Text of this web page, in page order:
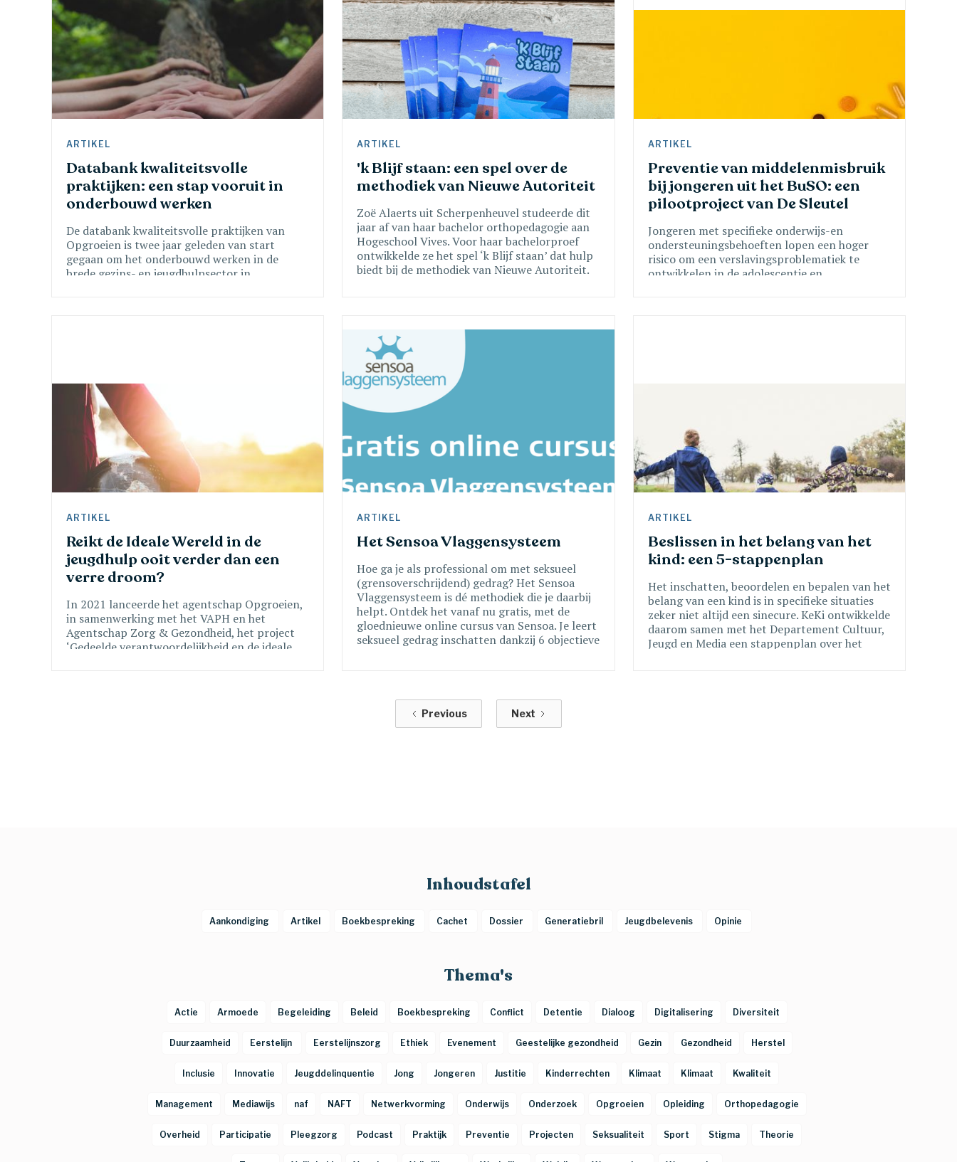
ARTIKEL
Databank kwaliteitsvolle
praktijken: een stap vooruit in
onderbouwd werken
De databank kwaliteitsvolle praktijken van
Opgroeien is twee jaar geleden van start
gegaan om het onderbouwd werken in de
brede gezins- en jeugdhulpsector in
ARTIKEL
'k Blijf staan: een spel over de
methodiek van Nieuwe Autoriteit
Zoë Alaerts uit Scherpenheuvel studeerde dit
jaar af van haar bachelor orthopedagogie aan
Hogeschool Vives. Voor haar bachelorproef
ontwikkelde ze het spel ‘k Blijf staan’ dat hulp
biedt bij de methodiek van Nieuwe Autoriteit.
ARTIKEL
Preventie van middelenmisbruik
bij jongeren uit het BuSO: een
pilootproject van De Sleutel
Jongeren met specifieke onderwijs-en
ondersteuningsbehoeften lopen een hoger
risico om een verslavingsproblematiek te
ontwikkelen in de adolescentie en
ARTIKEL
Reikt de Ideale Wereld in de
jeugdhulp ooit verder dan een
verre droom?
In 2021 lanceerde het agentschap Opgroeien,
in samenwerking met het VAPH en het
Agentschap Zorg & Gezondheid, het project
‘Gedeelde verantwoordelijkheid en de ideale
ARTIKEL
Het Sensoa Vlaggensysteem
Hoe ga je als professional om met seksueel
(grensoverschrijdend) gedrag? Het Sensoa
Vlaggensysteem is dé methodiek die je daarbij
helpt. Ontdek het vanaf nu gratis, met de
gloednieuwe online cursus van Sensoa. Je leert
seksueel gedrag inschatten dankzij 6 objectieve
ARTIKEL
Beslissen in het belang van het
kind: een 5-stappenplan
Het inschatten, beoordelen en bepalen van het
belang van een kind is in specifieke situaties
zeker niet altijd een sinecure. KeKi ontwikkelde
daarom samen met het Departement Cultuur,
Jeugd en Media een stappenplan over het
Previous Next
Inhoudstafel
Aankondiging Artikel Boekbespreking Cachet Dossier Generatiebril Jeugdbelevenis Opinie
Thema's
Actie Armoede Begeleiding Beleid Boekbespreking Conflict Detentie Dialoog Digitalisering Diversiteit
Duurzaamheid Eerstelijn Eerstelijnszorg Ethiek Evenement Geestelijke gezondheid Gezin Gezondheid Herstel
Inclusie Innovatie Jeugddelinquentie Jong Jongeren Justitie Kinderrechten Klimaat Klimaat Kwaliteit
Management Mediawijs naf NAFT Netwerkvorming Onderwijs Onderzoek Opgroeien Opleiding Orthopedagogie
Overheid Participatie Pleegzorg Podcast Praktijk Preventie Projecten Seksualiteit Sport Stigma Theorie